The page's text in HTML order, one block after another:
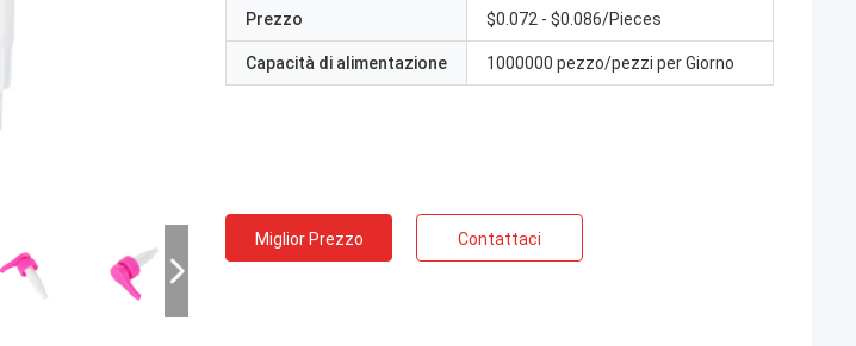
Prezzo $0.072 - $0.086/Pieces
Capacità di alimentazione 1000000 pezzo/pezzi per Giorno
Miglior Prezzo Contattaci